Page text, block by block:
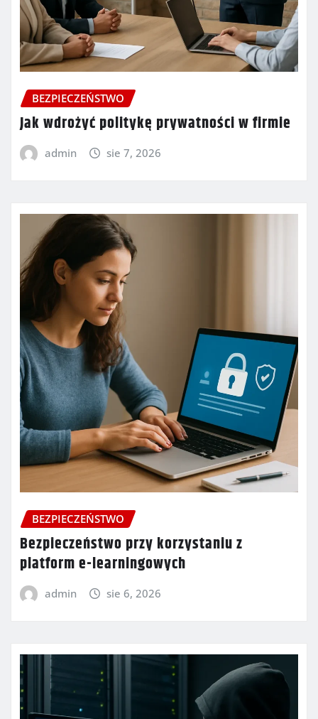
BEZPIECZEŃSTWO
Jak wdrożyć politykę prywatności w firmie
admin sie 7, 2026
BEZPIECZEŃSTWO
Bezpieczeństwo przy korzystaniu z
platform e-learningowych
admin sie 6, 2026